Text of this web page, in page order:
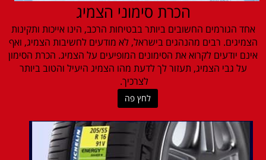
הכרת סימוני הצמיג
אחד הגורמים החשובים ביותר בבטיחות הרכב, הינו אייכות ותקינות
הצמיגים. רבים מהנהגים בישראל, לא מודעים לחשיבות הצמיג, ואף
אינם יודעים לקרוא את הסימונים המופיעים על הצמיג. הכרת הסימון
על גבי הצמיג, תעזור לך לדעת מהו הצמיג היעיל והטוב ביותר
לצרכיך.
לחץ פה